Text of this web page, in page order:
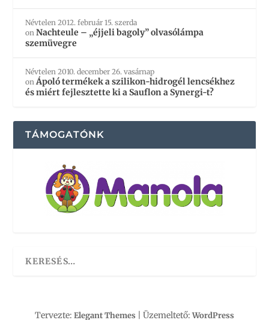
Névtelen 2012. február 15. szerda
onNachteule – „éjjeli bagoly” olvasólámpa
szemüvegre
Névtelen 2010. december 26. vasárnap
onÁpoló termékek a szilikon-hidrogél lencsékhez
és miért fejlesztette ki a Sauflon a Synergi-t?
TÁMOGATÓNK
Tervezte: Elegant Themes | Üzemeltető: WordPress